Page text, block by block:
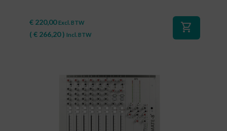
€ 220,00 Excl. BTW
( € 266,20) Incl. BTW
shopping_cart